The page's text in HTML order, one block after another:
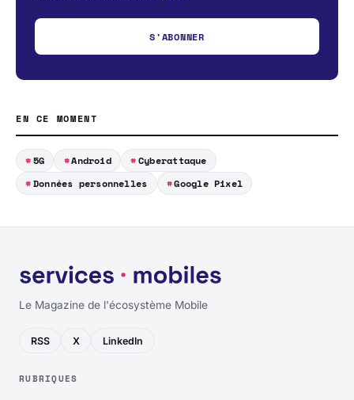
S'ABONNER
EN CE MOMENT
5G Android
Cyberattaque
Données personnelles
Google Pixel
Le Magazine de l'écosystème Mobile
RSS X LinkedIn
RUBRIQUES